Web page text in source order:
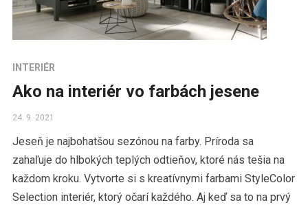
INTERIÉR
Ako na interiér vo farbách jesene
24. 9. 2021
Jeseň je najbohatšou sezónou na farby. Príroda sa
zahaľuje do hlbokých teplých odtieňov, ktoré nás tešia na
každom kroku. Vytvorte si s kreatívnymi farbami StyleColor
Selection interiér, ktorý očarí každého. Aj keď sa to na prvý